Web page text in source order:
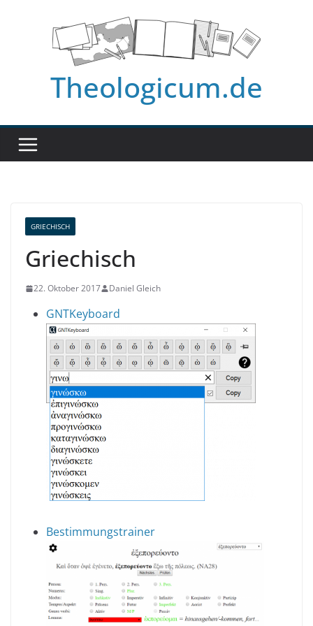
Theologicum.de
GRIECHISCH
Griechisch
22. Oktober 2017 Daniel Gleich
GNTKeyboard
Bestimmungstrainer